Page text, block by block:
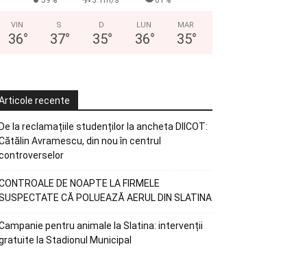
VIN
36°
S
37°
D
35°
LUN
36°
MAR
35°
recente
De la reclamațiile studenților la ancheta DIICOT:
Avramescu, din nou în centrul
DE NOAPTE LA FIRMELE
CĂ POLUEAZĂ AERUL DIN SLATINA
pentru animale la Slatina: intervenții
la Stadionul Municipal